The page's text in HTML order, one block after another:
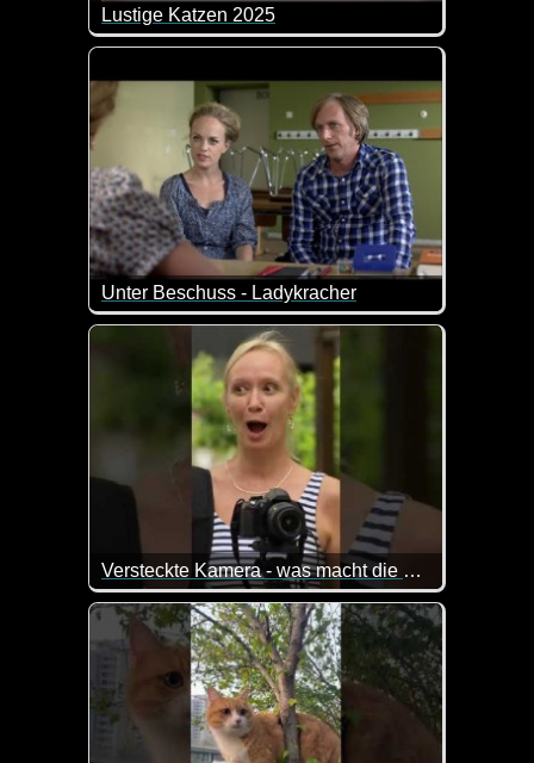
Lustige Katzen 2025
Zum internationalen Katzentag gibt es hier eine
Unter Beschuss - Ladykracher
Und plötzlich ist es möglich, dass man mal mit
Versteckte Kamera - was macht die Braut da?
Da würde wohl jeder Mensch ziemlich verdutzt